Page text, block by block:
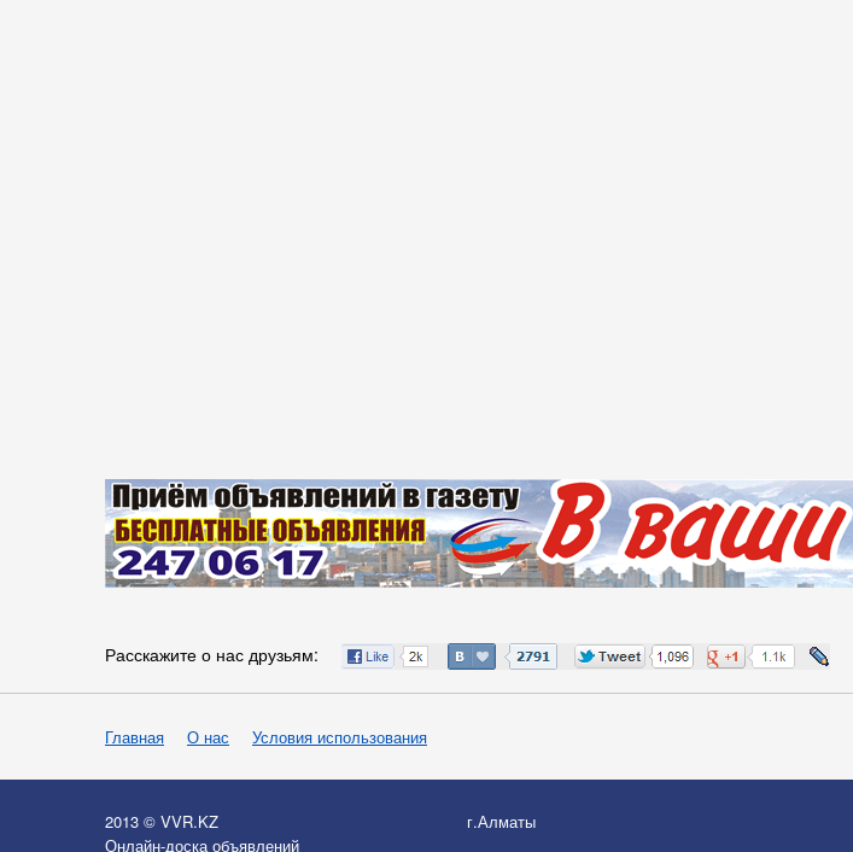
Расскажите о нас друзьям:
Главная О нас Условия использования
2013 © VVR.KZ
Онлайн-доска объявлений
г.Алматы